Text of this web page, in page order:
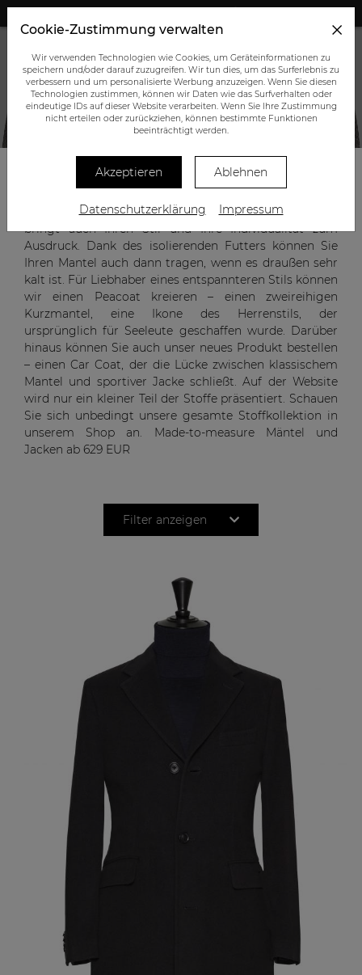
OBERBEKLEIDUNG
schützt Sie nicht nur vor Kälte und Regen, sondern
bringt auch Ihren Stil und Ihre Individualität zum
Ausdruck. Dank des isolierenden Futters können Sie
Ihren Mantel auch dann tragen, wenn es draußen sehr
kalt ist. Für Liebhaber eines entspannteren Stils können
wir einen Peacoat kreieren – einen zweireihigen
Kurzmantel, eine Ikone des Herrenstils, der
ursprünglich für Seeleute geschaffen wurde. Darüber
hinaus können Sie auch unser neues Produkt bestellen
– einen Car Coat, der die Lücke zwischen klassischem
Mantel und sportiver Jacke schließt. Auf der Website
wird nur ein kleiner Teil der Stoffe präsentiert. Schauen
Sie sich unbedingt unsere gesamte Stoffkollektion in
unserem Shop an. Made-to-measure Mäntel und
Jacken ab 629 EUR
Filter anzeigen
Cookie-Zustimmung verwalten
Wir verwenden Technologien wie Cookies, um Geräteinformationen zu
speichern und/oder darauf zuzugreifen. Wir tun dies, um das Surferlebnis zu
verbessern und um personalisierte Werbung anzuzeigen. Wenn Sie diesen
Technologien zustimmen, können wir Daten wie das Surfverhalten oder
eindeutige IDs auf dieser Website verarbeiten. Wenn Sie Ihre Zustimmung
nicht erteilen oder zurückziehen, können bestimmte Funktionen
beeinträchtigt werden.
Akzeptieren Ablehnen
Datenschutzerklärung Impressum